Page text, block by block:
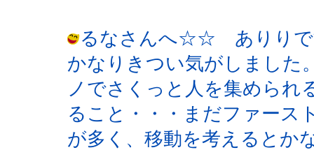
るなさんへ☆☆ ありりで
かなりきつい気がしました
ノでさくっと人を集められ
ること・・・まだファース
が多く、移動を考えると